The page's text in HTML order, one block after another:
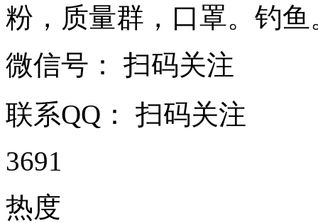
粉，质量群，口罩。钓鱼
微信号： 扫码关注
联系QQ： 扫码关注
3691
热度